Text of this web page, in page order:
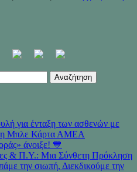
για ένταξη των ασθενών με
Μπλε Κάρτα ΑΜΕΑ
άνοιξε! 💙
& Π.Υ.: Μια Σύνθετη Πρόκληση
την σιωπή, Διεκδικούμε την